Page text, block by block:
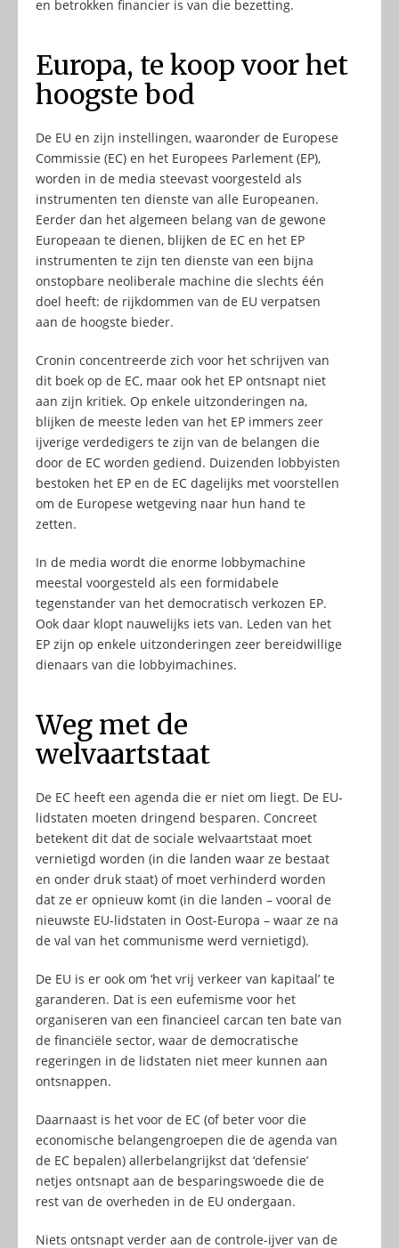
en betrokken financier is van die bezetting.
Europa, te koop voor het
hoogste bod
De EU en zijn instellingen, waaronder de Europese
Commissie (EC) en het Europees Parlement (EP),
worden in de media steevast voorgesteld als
instrumenten ten dienste van alle Europeanen.
Eerder dan het algemeen belang van de gewone
Europeaan te dienen, blijken de EC en het EP
instrumenten te zijn ten dienste van een bijna
onstopbare neoliberale machine die slechts één
doel heeft: de rijkdommen van de EU verpatsen
aan de hoogste bieder.
Cronin concentreerde zich voor het schrijven van
dit boek op de EC, maar ook het EP ontsnapt niet
aan zijn kritiek. Op enkele uitzonderingen na,
blijken de meeste leden van het EP immers zeer
ijverige verdedigers te zijn van de belangen die
door de EC worden gediend. Duizenden lobbyisten
bestoken het EP en de EC dagelijks met voorstellen
om de Europese wetgeving naar hun hand te
zetten.
In de media wordt die enorme lobbymachine
meestal voorgesteld als een formidabele
tegenstander van het democratisch verkozen EP.
Ook daar klopt nauwelijks iets van. Leden van het
EP zijn op enkele uitzonderingen zeer bereidwillige
dienaars van die lobbyimachines.
Weg met de
welvaartstaat
De EC heeft een agenda die er niet om liegt. De EU-
lidstaten moeten dringend besparen. Concreet
betekent dit dat de sociale welvaartstaat moet
vernietigd worden (in die landen waar ze bestaat
en onder druk staat) of moet verhinderd worden
dat ze er opnieuw komt (in die landen – vooral de
nieuwste EU-lidstaten in Oost-Europa – waar ze na
de val van het communisme werd vernietigd).
De EU is er ook om ‘het vrij verkeer van kapitaal’ te
garanderen. Dat is een eufemisme voor het
organiseren van een financieel carcan ten bate van
de financiële sector, waar de democratische
regeringen in de lidstaten niet meer kunnen aan
ontsnappen.
Daarnaast is het voor de EC (of beter voor die
economische belangengroepen die de agenda van
de EC bepalen) allerbelangrijkst dat ‘defensie’
netjes ontsnapt aan de besparingswoede die de
rest van de overheden in de EU ondergaan.
Niets ontsnapt verder aan de controle-ijver van de